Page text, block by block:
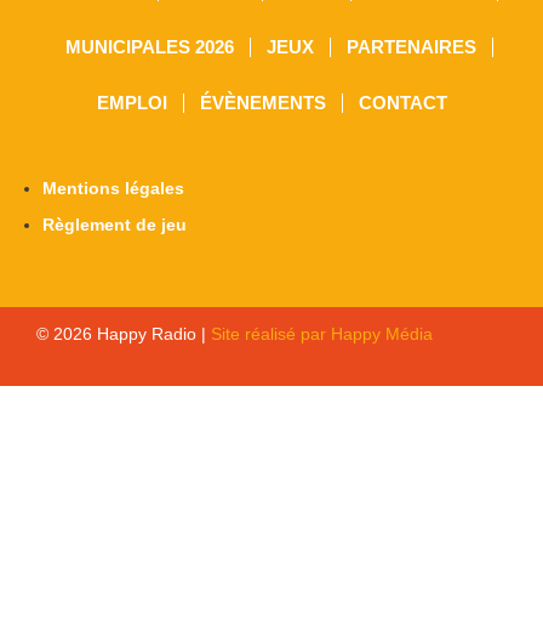
MUNICIPALES 2026 JEUX PARTENAIRES
EMPLOI ÉVÈNEMENTS CONTACT
Mentions légales
Règlement de jeu
© 2026 Happy Radio | Site réalisé par Happy Média